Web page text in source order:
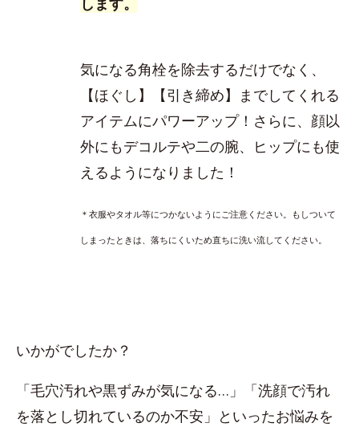
気になる角栓を除去するだけでなく、
【ほぐし】【引き締め】までしてくれる
アイテムにパワーアップ！さらに、顔以
外にもデコルテや二の腕、ヒップにも使
えるようになりました！
＊衣服やタオル等につかないようにご注意ください。もしついて
しまったときは、落ちにくいため直ちに洗い流してください。
いかがでしたか？
「毛穴汚れや黒ずみが気になる…」「洗顔で汚れ
を落とし切れているのか不安」といったお悩みを